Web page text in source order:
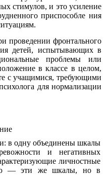
стимулов, и это усиление
приспособле ния
проведении фронтального
детей, испытывающих в
проблемы или
в классе в целом,
с учащимися, требующими
для нормализации
в одну объединены шкалы
и негативных
личностные
— эти же шкалы, но в